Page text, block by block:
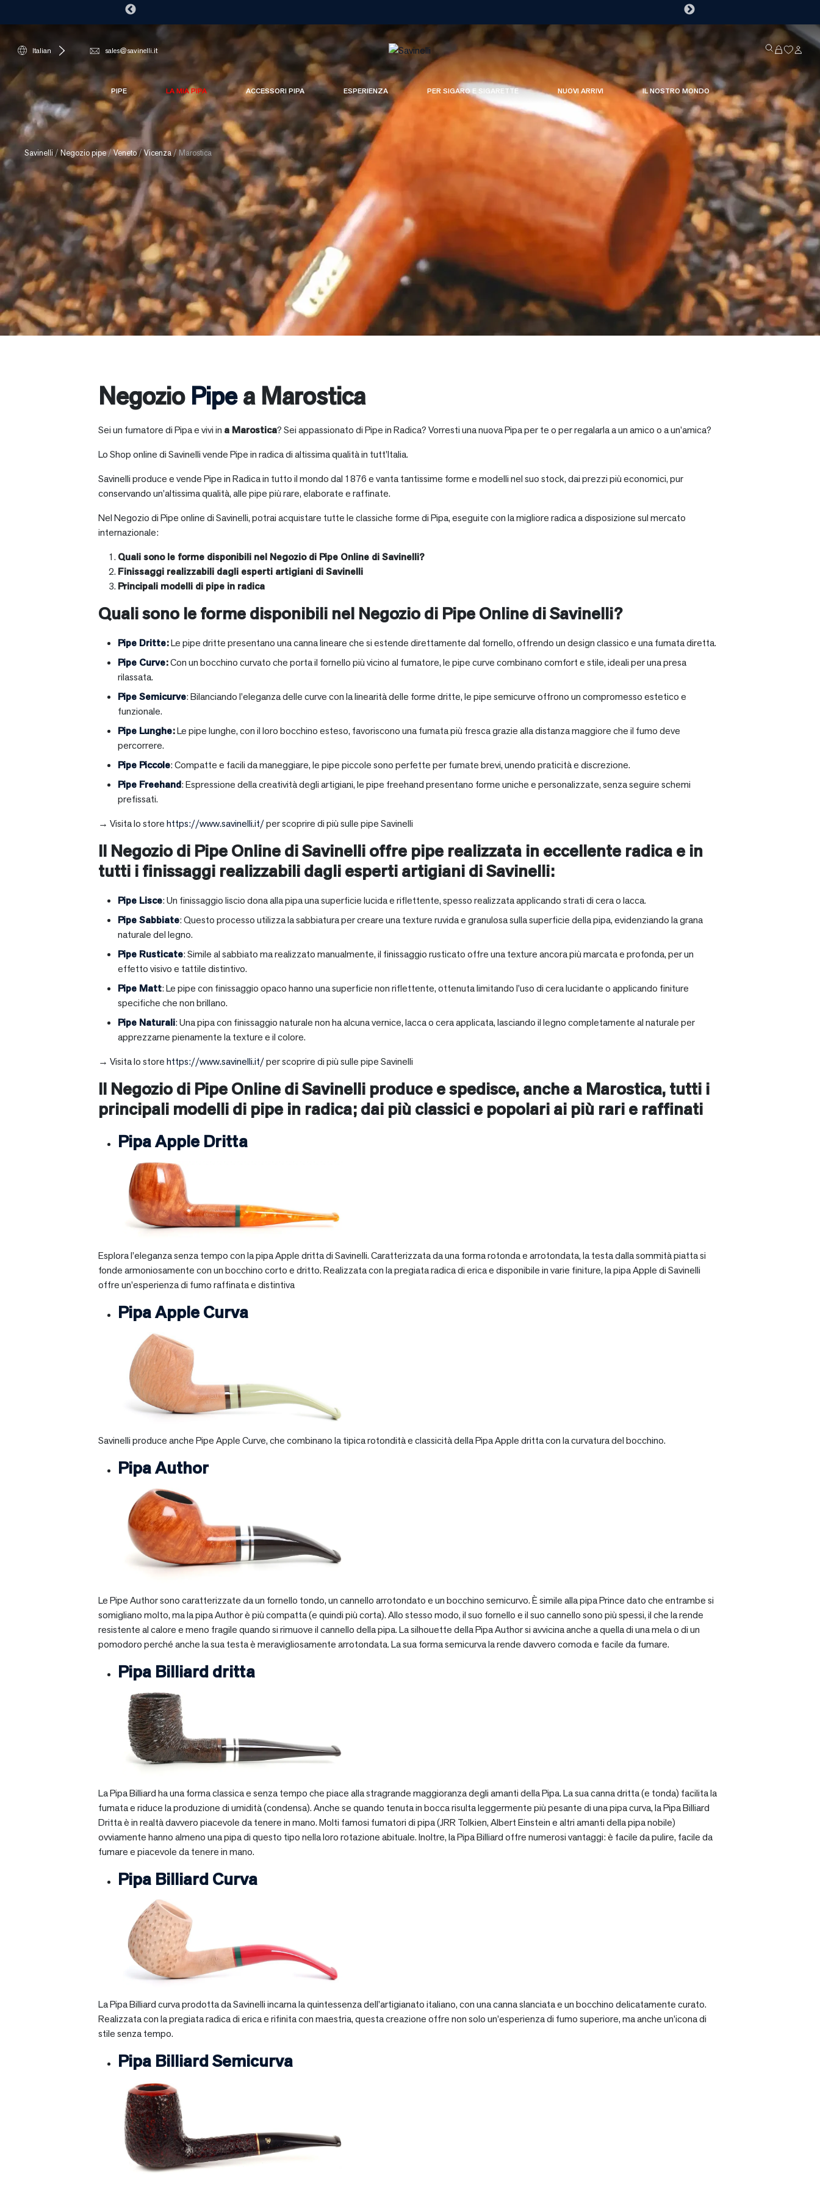
Italian sales@savinelli.it
PIPE LA MIA PIPA ACCESSORI PIPA ESPERIENZA PER SIGARO E SIGARETTE NUOVI ARRIVI IL NOSTRO MONDO
Savinelli / Negozio pipe/Veneto/Vicenza/Marostica
Negozio Pipea Marostica
Sei un fumatore di Pipa e vivi in a Marostica? Sei appassionato di Pipe in Radica? Vorresti una nuova Pipa per te o per regalarla a un amico o a un’amica?
Lo Shop online di Savinelli vende Pipe in radica di altissima qualità in tutt’Italia.
Savinelli produce e vende Pipe in Radica in tutto il mondo dal 1876 e vanta tantissime forme e modelli nel suo stock, dai prezzi più economici, pur
conservando un’altissima qualità, alle pipe più rare, elaborate e raffinate.
Nel Negozio di Pipe online di Savinelli, potrai acquistare tutte le classiche forme di Pipa, eseguite con la migliore radica a disposizione sul mercato
internazionale:
Quali sono le forme disponibili nel Negozio di Pipe Online di Savinelli?
Finissaggi realizzabili dagli esperti artigiani di Savinelli
Principali modelli di pipe in radica
Quali sono le forme disponibili nel Negozio di Pipe Online di Savinelli?
Pipe Dritte:Le pipe dritte presentano una canna lineare che si estende direttamente dal fornello, offrendo un design classico e una fumata diretta.
Pipe Curve:Con un bocchino curvato che porta il fornello più vicino al fumatore, le pipe curve combinano comfort e stile, ideali per una presa
rilassata.
Pipe Semicurve: Bilanciando l’eleganza delle curve con la linearità delle forme dritte, le pipe semicurve offrono un compromesso estetico e
funzionale.
Pipe Lunghe:Le pipe lunghe, con il loro bocchino esteso, favoriscono una fumata più fresca grazie alla distanza maggiore che il fumo deve
percorrere.
Pipe Piccole: Compatte e facili da maneggiare, le pipe piccole sono perfette per fumate brevi, unendo praticità e discrezione.
Pipe Freehand: Espressione della creatività degli artigiani, le pipe freehand presentano forme uniche e personalizzate, senza seguire schemi
prefissati.
→ Visita lo storehttps://www.savinelli.it/per scoprire di più sulle pipe Savinelli
Il Negozio di Pipe Online di Savinelli offre pipe realizzata in eccellente radica e in
tutti i finissaggi realizzabili dagli esperti artigiani di Savinelli:
Pipe Lisce: Un finissaggio liscio dona alla pipa una superficie lucida e riflettente, spesso realizzata applicando strati di cera o lacca.
Pipe Sabbiate: Questo processo utilizza la sabbiatura per creare una texture ruvida e granulosa sulla superficie della pipa, evidenziando la grana
naturale del legno.
Pipe Rusticate: Simile al sabbiato ma realizzato manualmente, il finissaggio rusticato offre una texture ancora più marcata e profonda, per un
effetto visivo e tattile distintivo.
Pipe Matt: Le pipe con finissaggio opaco hanno una superficie non riflettente, ottenuta limitando l’uso di cera lucidante o applicando finiture
specifiche che non brillano.
Pipe Naturali: Una pipa con finissaggio naturale non ha alcuna vernice, lacca o cera applicata, lasciando il legno completamente al naturale per
apprezzarne pienamente la texture e il colore.
→ Visita lo storehttps://www.savinelli.it/per scoprire di più sulle pipe Savinelli
Il Negozio di Pipe Online di Savinelli produce e spedisce, anche a Marostica, tutti i
principali modelli di pipe in radica; dai più classici e popolari ai più rari e raffinati
Pipa Apple Dritta
Esplora l’eleganza senza tempo con la pipa Apple dritta di Savinelli. Caratterizzata da una forma rotonda e arrotondata, la testa dalla sommità piatta si
fonde armoniosamente con un bocchino corto e dritto. Realizzata con la pregiata radica di erica e disponibile in varie finiture, la pipa Apple di Savinelli
offre un’esperienza di fumo raffinata e distintiva
Pipa Apple Curva
Savinelli produce anche Pipe Apple Curve, che combinano la tipica rotondità e classicità della Pipa Apple dritta con la curvatura del bocchino.
Pipa Author
Le Pipe Author sono caratterizzate da un fornello tondo, un cannello arrotondato e un bocchino semicurvo. È simile alla pipa Prince dato che entrambe si
somigliano molto, ma la pipa Author è più compatta (e quindi più corta). Allo stesso modo, il suo fornello e il suo cannello sono più spessi, il che la rende
resistente al calore e meno fragile quando si rimuove il cannello della pipa. La silhouette della Pipa Author si avvicina anche a quella di una mela o di un
pomodoro perché anche la sua testa è meravigliosamente arrotondata. La sua forma semicurva la rende davvero comoda e facile da fumare.
Pipa Billiard dritta
La Pipa Billiard ha una forma classica e senza tempo che piace alla stragrande maggioranza degli amanti della Pipa. La sua canna dritta (e tonda) facilita la
fumata e riduce la produzione di umidità (condensa). Anche se quando tenuta in bocca risulta leggermente più pesante di una pipa curva, la Pipa Billiard
Dritta è in realtà davvero piacevole da tenere in mano. Molti famosi fumatori di pipa (JRR Tolkien, Albert Einstein e altri amanti della pipa nobile)
ovviamente hanno almeno una pipa di questo tipo nella loro rotazione abituale. Inoltre, la Pipa Billiard offre numerosi vantaggi: è facile da pulire, facile da
fumare e piacevole da tenere in mano.
Pipa Billiard Curva
La Pipa Billiard curva prodotta da Savinelli incarna la quintessenza dell’artigianato italiano, con una canna slanciata e un bocchino delicatamente curato.
Realizzata con la pregiata radica di erica e rifinita con maestria, questa creazione offre non solo un’esperienza di fumo superiore, ma anche un’icona di
stile senza tempo.
Pipa Billiard Semicurva